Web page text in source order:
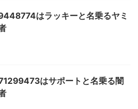
はラッキーと名乗るヤミ
はサポートと名乗る闇